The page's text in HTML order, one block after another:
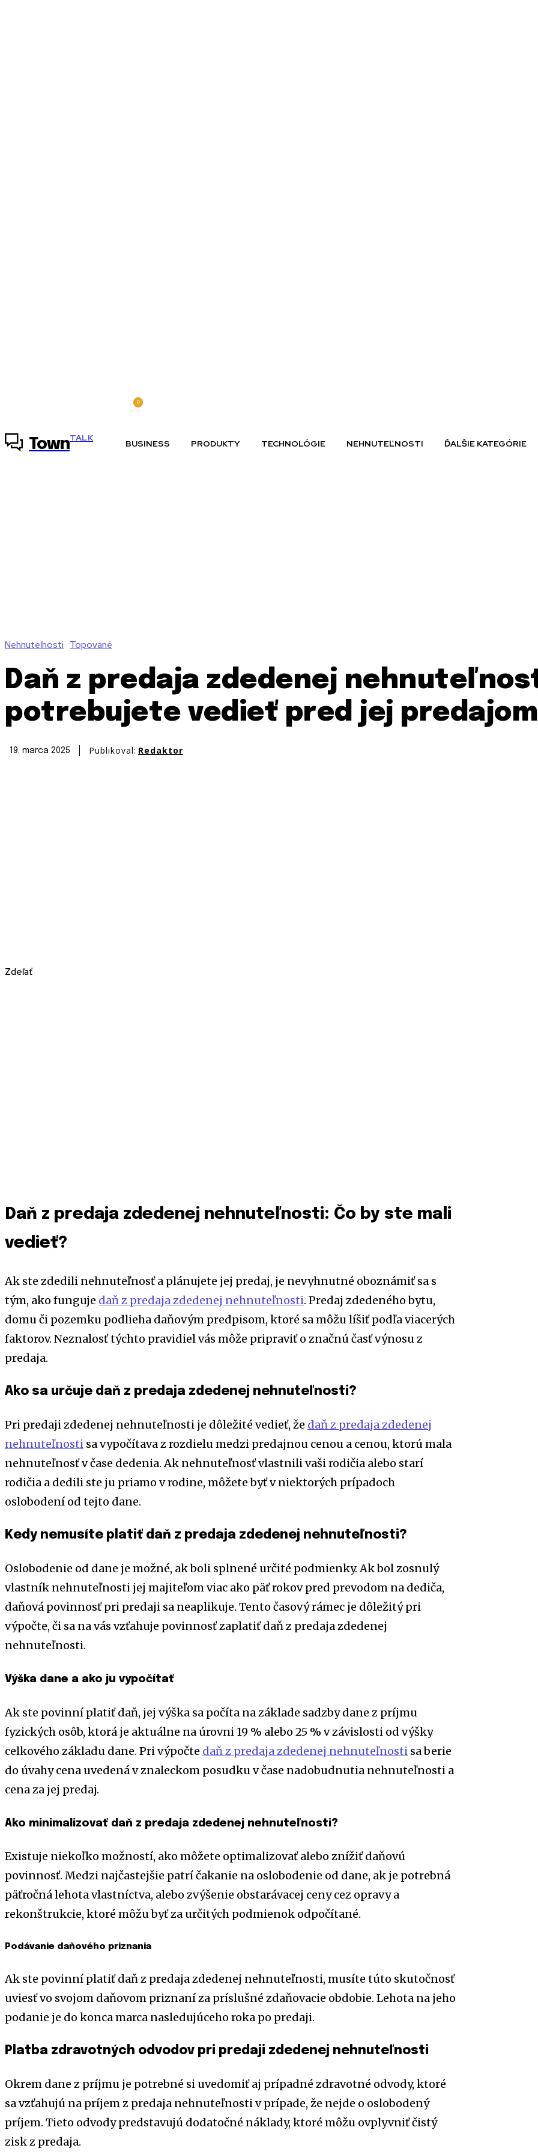
0
TownTALK
BUSINESS PRODUKTY TECHNOLÓGIE NEHNUTEĽNOSTI ĎALŠIE KATEGÓRIE
Nehnuteľnosti Topované
Daň z predaja zdedenej
potrebujete vedieť pred jej
19. marca 2025 Publikoval: Redaktor
Zdeľať
Daň z predaja zdedenej nehnuteľnosti: Čo by ste mali
vedieť?
Ak ste zdedili nehnuteľnosť a plánujete jej predaj, je nevyhnutné oboznámiť sa s
tým, ako funguje daň z predaja zdedenej nehnuteľnosti. Predaj zdedeného bytu,
domu či pozemku podlieha daňovým predpisom, ktoré sa môžu líšiť podľa viacerých
faktorov. Neznalosť týchto pravidiel vás môže pripraviť o značnú časť výnosu z
predaja.
Ako sa určuje daň z predaja zdedenej nehnuteľnosti?
Pri predaji zdedenej nehnuteľnosti je dôležité vedieť, že daň z predaja zdedenej
nehnuteľnosti sa vypočítava z rozdielu medzi predajnou cenou a cenou, ktorú mala
nehnuteľnosť v čase dedenia. Ak nehnuteľnosť vlastnili vaši rodičia alebo starí
rodičia a dedili ste ju priamo v rodine, môžete byť v niektorých prípadoch
oslobodení od tejto dane.
Kedy nemusíte platiť daň z predaja zdedenej nehnuteľnosti?
Oslobodenie od dane je možné, ak boli splnené určité podmienky. Ak bol zosnulý
vlastník nehnuteľnosti jej majiteľom viac ako päť rokov pred prevodom na dediča,
daňová povinnosť pri predaji sa neaplikuje. Tento časový rámec je dôležitý pri
výpočte, či sa na vás vzťahuje povinnosť zaplatiť daň z predaja zdedenej
nehnuteľnosti.
Výška dane a ako ju vypočítať
Ak ste povinní platiť daň, jej výška sa počíta na základe sadzby dane z príjmu
fyzických osôb, ktorá je aktuálne na úrovni 19 % alebo 25 % v závislosti od výšky
celkového základu dane. Pri výpočte daň z predaja zdedenej nehnuteľnosti sa berie
do úvahy cena uvedená v znaleckom posudku v čase nadobudnutia nehnuteľnosti a
cena za jej predaj.
Ako minimalizovať daň z predaja zdedenej nehnuteľnosti?
Existuje niekoľko možností, ako môžete optimalizovať alebo znížiť daňovú
povinnosť. Medzi najčastejšie patrí čakanie na oslobodenie od dane, ak je potrebná
päťročná lehota vlastníctva, alebo zvýšenie obstarávacej ceny cez opravy a
rekonštrukcie, ktoré môžu byť za určitých podmienok odpočítané.
Podávanie daňového priznania
Ak ste povinní platiť daň z predaja zdedenej nehnuteľnosti, musíte túto skutočnosť
uviesť vo svojom daňovom priznaní za príslušné zdaňovacie obdobie. Lehota na jeho
podanie je do konca marca nasledujúceho roka po predaji.
Platba zdravotných odvodov pri predaji zdedenej nehnuteľnosti
Okrem dane z príjmu je potrebné si uvedomiť aj prípadné zdravotné odvody, ktoré
sa vzťahujú na príjem z predaja nehnuteľnosti v prípade, že nejde o oslobodený
príjem. Tieto odvody predstavujú dodatočné náklady, ktoré môžu ovplyvniť čistý
zisk z predaja.